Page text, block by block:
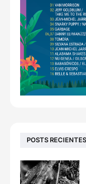
POSTS RECIENTES